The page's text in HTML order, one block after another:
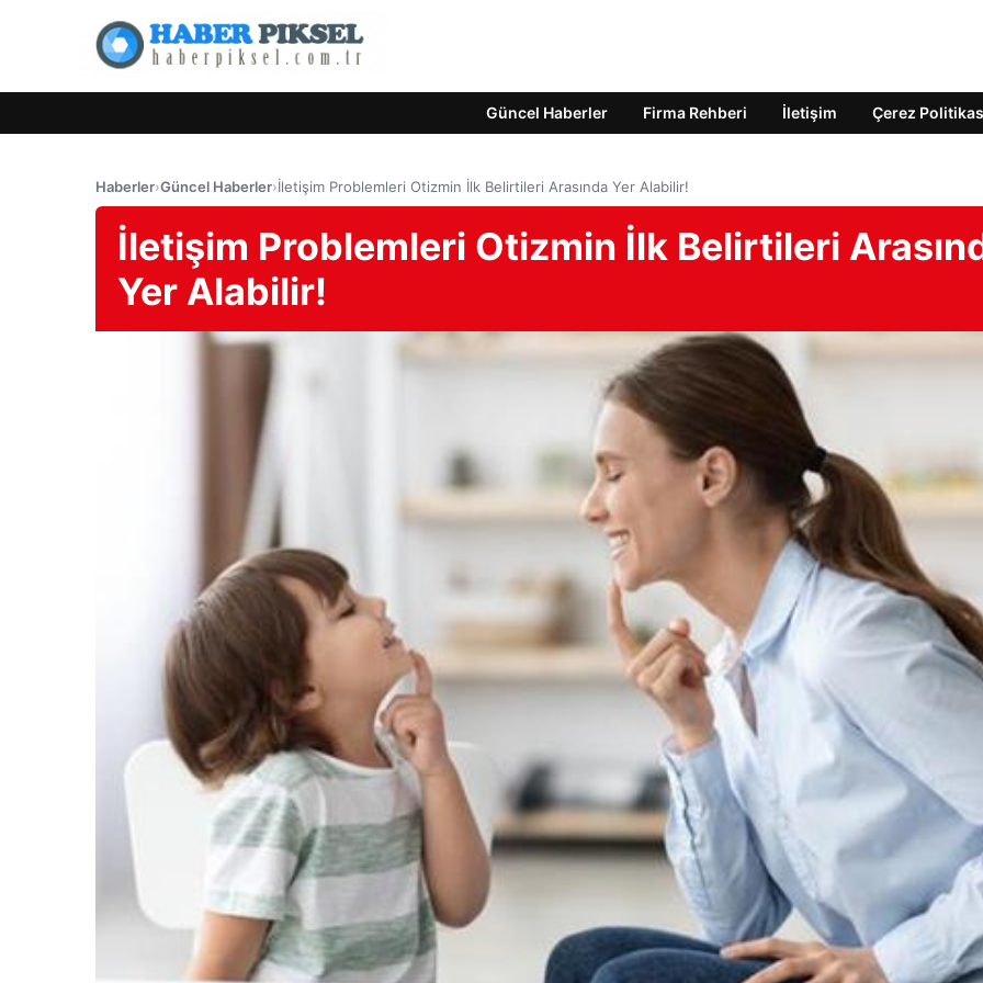
Güncel Haberler Firma Rehberi İletişim Çerez
Haberler›Güncel Haberler›İletişim Problemleri Otizmin İlk Belirtileri Arasında Yer Alabilir!
İletişim Problemleri Otizmin İlk Belirtileri
Yer Alabilir!